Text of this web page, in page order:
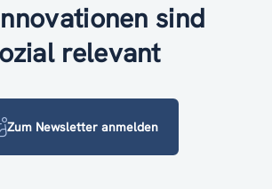
sind
relevant
Zum Newsletter anmelden